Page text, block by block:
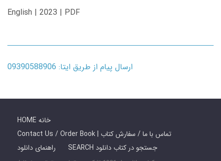
English | 2023 | PDF
ارسال پیام از طریق ایتا: 09390588906
HOME خانه
Contact Us / Order Book | تماس با ما / سفارش کتاب
راهنمای دانلود
SEARCH جستجو در کتاب دانلود